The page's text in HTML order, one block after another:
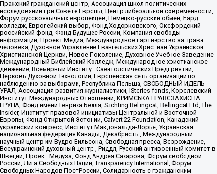
Пражский гражданский центр, Ассоциация школ политических
исследований при Совете Европы, Центр либеральной современности,
Форум русскоязычных европейцев, Немецко-русский обмен, Бард
колледж, Европейский выбор, Фонд Ходорковского, Оксфордский
российский фонд, Фонд Будущее России, Компания свободы
информации, Проект Медиа, Международное партнерство за права
человека, Духовное Управление Евангельских Христиан Украинской
Христианской Церкви, Новое Поколение, Духовное Учебное Заведение
Международный Библейский Колледж, Международное христианское
движение, Всемирный Институт Саентологических Предприятий,
Церковь Духовной Технологии, Европейская сеть организаций по
наблюдению за выборами, Республика Польша, СВОБОДНЫЙ ИДЕЛЬ-
УРАЛ, Ассоциация развития журналистики, IStories fonds, Королевский
Институт Международных Отношений, КРИМСЬКА ПРАВОЗАХИСНА
ГРУПА, Фонд имени Генриха Бёлля, Stichting Bellingcat, Bellingcat Ltd, The
Insider, Институт правовой инициативы Центральной и Восточной
Европы, Фонд Открытой Эстонии, Calvert 22 Foundation, Канадский
украинский конгресс, Институт Макдональда-Лорье, Украинская
национальная федерация Канады, Декабристы, Международный
научный центр им Вудро Вильсона, Свободная пресса, Возрождение,
Всеукраинский духовный центр , Риддл, Русский антивоенный комитет в
Швеции, Проект Медуза, Фонд Андрея Сахарова, Форум свободной
России, Лига Свободных Наций, Transparеncy International, Форум
Свободных Народов ПостРоссии, Солидарность с гражданским